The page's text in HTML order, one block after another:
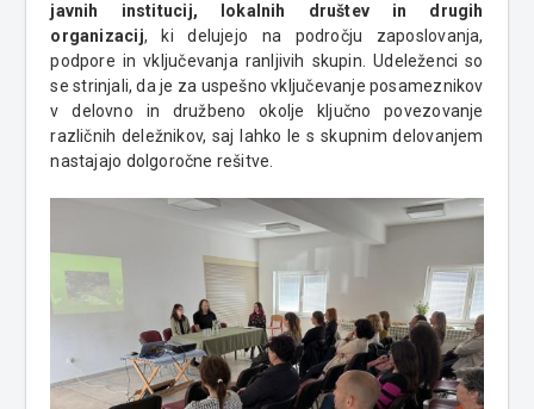
javnih institucij, lokalnih društev in drugih
organizacij, ki delujejo na področju zaposlovanja,
podpore in vključevanja ranljivih skupin. Udeleženci so
se strinjali, da je za uspešno vključevanje posameznikov
v delovno in družbeno okolje ključno povezovanje
različnih deležnikov, saj lahko le s skupnim delovanjem
nastajajo dolgoročne rešitve.